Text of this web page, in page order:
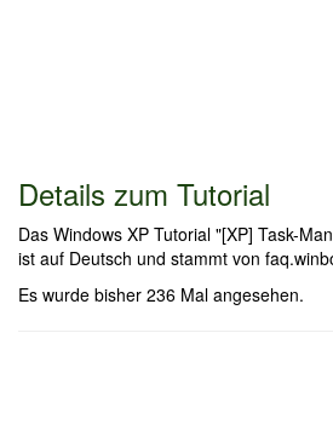
Details zum Tutorial
Das Windows XP Tutorial "[XP] Task-
ist auf Deutsch und stammt von
Es wurde bisher 236 Mal angesehen.